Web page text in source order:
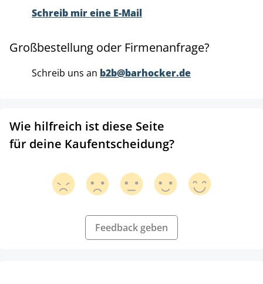
Schreib mir eine E-Mail
Großbestellung oder Firmenanfrage?
Schreib uns an b2b@barhocker.de
Wie hilfreich ist diese Seite
für deine Kaufentscheidung?
Feedback geben